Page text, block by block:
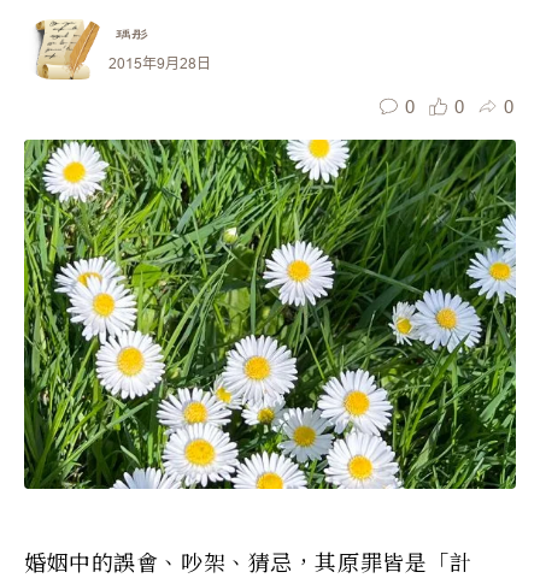
瑀彤
2015年9月28日
0 0 0
婚姻中的誤會、吵架、猜忌，其原罪皆是「計